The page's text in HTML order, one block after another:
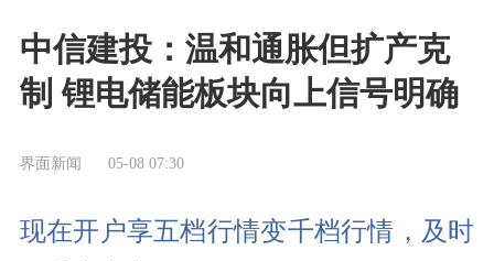
中信建投：温和通胀但扩产克
制 锂电储能板块向上信号明确
界面新闻 05-08 07:30
现在开户享五档行情变千档行情，及时